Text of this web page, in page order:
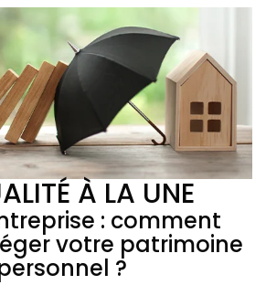
À LA UNE
: comment
votre patrimoine
?